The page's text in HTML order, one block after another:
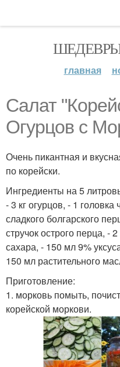
главная
Салат
Огурцов с
Очень пикантная и
по корейски.
Ингредиенты на 5
- 3 кг огурцов, - 1
сладкого болгарского
стручок острого перца, -
сахара, - 150 мл 9%
150 мл растительного
Приготовление:
1. морковь помыть,
корейской моркови.